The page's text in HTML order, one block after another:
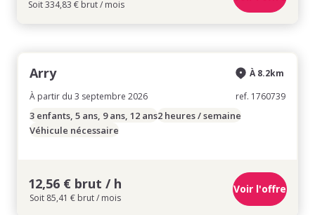
Soit 334,83 € brut / mois
Arry
À partir du 3 septembre 2026
À 8.2km
ref. 1760739
3 enfants, 5 ans, 9 ans, 12 ans2 heures / semaine
Véhicule nécessaire
12,56 € brut / h
Soit 85,41 € brut / mois
Voir l'offre